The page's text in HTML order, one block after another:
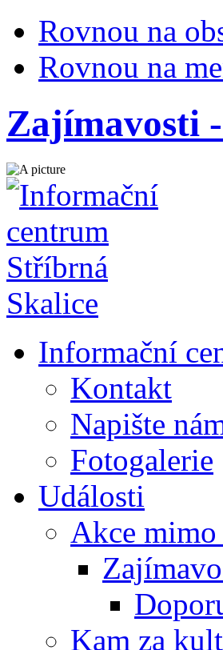
Rovnou na
Rovnou na
Zajímavosti
Informační
Kontakt
Napište
Fotogalerie
Události
Akce
Kam za